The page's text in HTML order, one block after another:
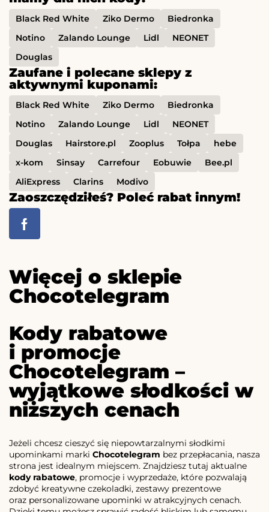
Black Red White Ziko Dermo
Biedronka
Notino
Zalando Lounge Lidl
NEONET
Douglas
Zaufane i polecane sklepy z
aktywnymi kuponami:
Black Red White Ziko Dermo
Biedronka
Notino
Zalando Lounge Lidl
NEONET
Douglas
Hairstore.pl Zooplus Tołpa
hebe
x-kom
Sinsay Carrefour Eobuwie
Bee.pl
AliExpress
Clarins Modivo
Zaoszczędziłeś? Poleć rabat innym!
Więcej o sklepie
Chocotelegram
Kody rabatowe
i promocje
Chocotelegram –
wyjątkowe słodkości w
niższych cenach
Jeżeli chcesz cieszyć się niepowtarzalnymi słodkimi
upominkami marki Chocotelegram bez przepłacania, nasza
strona jest idealnym miejscem. Znajdziesz tutaj aktualne
kody rabatowe, promocje i wyprzedaże, które pozwalają
zdobyć kreatywne czekoladki, zestawy prezentowe
oraz personalizowane upominki w atrakcyjnych cenach.